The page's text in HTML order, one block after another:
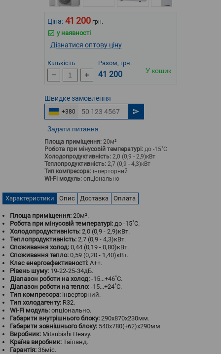
Ціна: 41 200 грн.
у наявності
Дізнатися оптову ціну
Кількість Разом, грн.
41 200 У кошик
Швидкезамовлення
+380
Задати питання
Площа приміщення:20м²
Робота при мінусовій температурі:до -15˚С
Холодопродуктивність:2,0 (0,9 - 2,9)кВт
Теплопродуктивність:2,7 (0,9 - 4,3)кВт
Тип компресора:інверторний
Wi-Fi модуль:опціонально
Характеристики Опис Доставка Оплата
Площа приміщення: 20м².
Робота при мінусовій температурі: до -15˚С.
Холодопродуктивність: 2,0 (0,9 - 2,9)кВт.
Теплопродуктивність: 2,7 (0,9 - 4,3)кВт.
Споживання холод: 0,44 (0,19 - 0,80)кВт.
Споживання тепло: 0,59 (0,20 - 1,40)кВт.
Клас енергоефективності: A++.
Рівень шуму: 19-22-25-34дБ.
Діапазон роботи на холод: -15...+46˚С.
Діапазон роботи на тепло: -15...+24˚С.
Тип компресора: інверторний.
Тип холодагенту: R32.
Wi-Fi модуль: опціонально.
Габарити внутрішнього блоку: 290х870х230мм.
Габарити зовнішнього блоку: 540x780(+62)x290мм.
Виробник: Mitsubishi Heavy.
Країна виробник: Таїланд.
Гарантія: 36міс.